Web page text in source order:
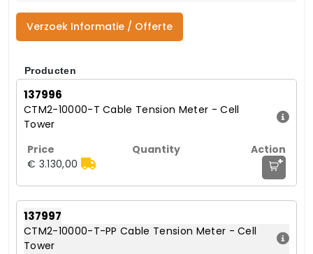
Verzoek Informatie / Offerte
Producten
137996
CTM2-10000-T Cable Tension Meter - Cell
Tower
€ 3.130,00 +
137997
CTM2-10000-T-PP Cable Tension Meter - Cell
Tower